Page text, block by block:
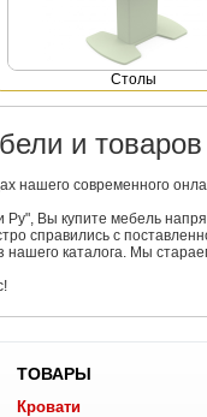
Столы
и
нашего современного
Ру", Вы купите мебель
справились с
нашего каталога. Мы
ТОВАРЫ
Кровати